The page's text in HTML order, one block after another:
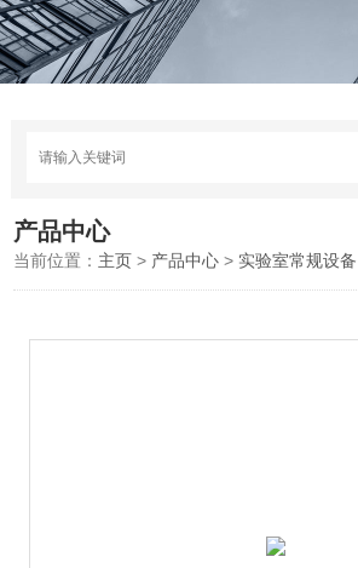
产品中心
当前位置： 主页 > 产品中心 > 实验室常规设备